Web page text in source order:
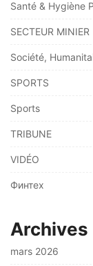
Santé & Hygiène
SECTEUR MINIER
Société,
SPORTS
Sports
TRIBUNE
VIDÉO
Финтех
Archives
mars 2026